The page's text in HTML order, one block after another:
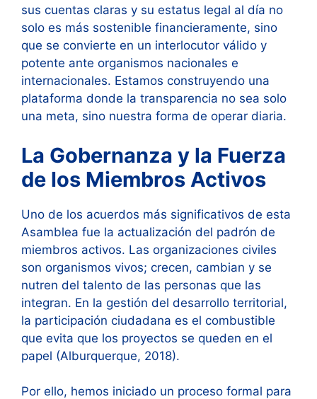
sus cuentas claras y su estatus legal al día no
solo es más sostenible financieramente, sino
que se convierte en un interlocutor válido y
potente ante organismos nacionales e
internacionales. Estamos construyendo una
plataforma donde la transparencia no sea solo
una meta, sino nuestra forma de operar diaria.
La Gobernanza y la Fuerza
de los Miembros Activos
Uno de los acuerdos más significativos de esta
Asamblea fue la actualización del padrón de
miembros activos. Las organizaciones civiles
son organismos vivos; crecen, cambian y se
nutren del talento de las personas que las
integran. En la gestión del desarrollo territorial,
la participación ciudadana es el combustible
que evita que los proyectos se queden en el
papel (Alburquerque, 2018).
Por ello, hemos iniciado un proceso formal para